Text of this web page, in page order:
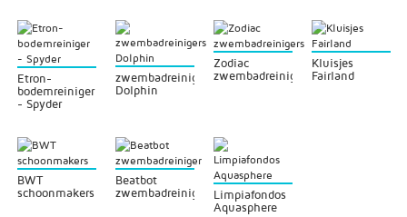
Etron-
bodemreiniger
- Spyder
zwembadreinigers
Dolphin
Zodiac
zwembadreinigers
Kluisjes
Fairland
BWT
schoonmakers
Beatbot
zwembadreiniger
Limpiafondos
Aquasphere